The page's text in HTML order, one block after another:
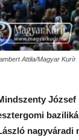
Attila/Magyar Kurír
József
nagyváradi